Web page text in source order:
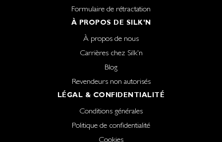
Formulaire de rétractation
À PROPOS DE SILK'N
À propos de nous
Carrières chez Silk'n
Blog
Revendeurs non autorisés
LÉGAL & CONFIDENTIALITÉ
Conditions générales
Politique de confidentialité
Cookies